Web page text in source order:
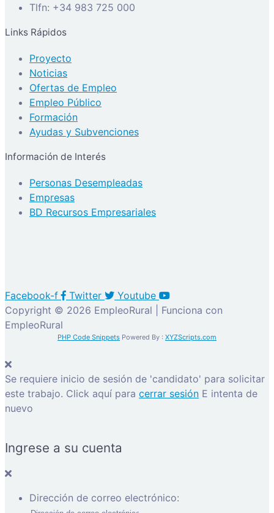
Tlfn: +34 983 725 000
Links Rápidos
Proyecto
Noticias
Ofertas de Empleo
Empleo Público
Formación
Ayudas y Subvenciones
Información de Interés
Personas Desempleadas
Empresas
BD Recursos Empresariales
Facebook-f Twitter
Youtube
Copyright © 2026 EmpleoRural | Funciona con
EmpleoRural
PHP Code Snippets Powered By : XYZScripts.com
Se requiere inicio de sesión de 'candidato' para solicitar
este trabajo. Click aquí para cerrar sesión E intenta de
nuevo
Ingrese a su cuenta
Dirección de correo electrónico: